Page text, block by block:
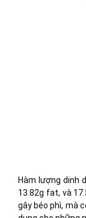
Hàm lượng dinh
13.82g fat, và
gây béo phì, mà